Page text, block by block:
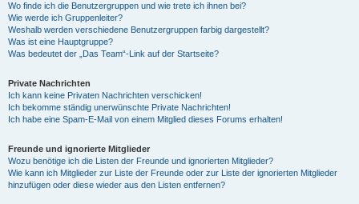
Wo finde ich die Benutzergruppen und wie trete ich ihnen bei?
Wie werde ich Gruppenleiter?
Weshalb werden verschiedene Benutzergruppen farbig dargestellt?
Was ist eine Hauptgruppe?
Was bedeutet der „Das Team“-Link auf der Startseite?
Private Nachrichten
Ich kann keine Privaten Nachrichten verschicken!
Ich bekomme ständig unerwünschte Private Nachrichten!
Ich habe eine Spam-E-Mail von einem Mitglied dieses Forums erhalten!
Freunde und ignorierte Mitglieder
Wozu benötige ich die Listen der Freunde und ignorierten Mitglieder?
Wie kann ich Mitglieder zur Liste der Freunde oder zur Liste der ignorierten Mitglieder
hinzufügen oder diese wieder aus den Listen entfernen?